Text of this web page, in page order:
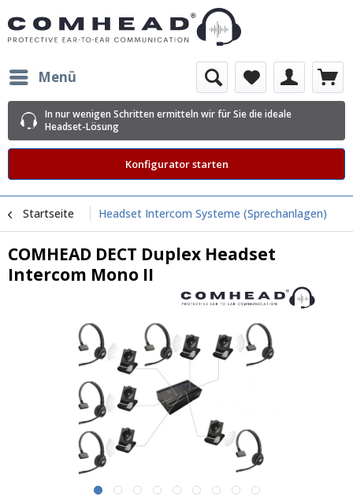
Menü
In nur wenigen Schritten ermitteln wir für Sie die ideale
Headset-Lösung
Konfigurator starten
Startseite Headset Intercom Systeme (Sprechanlagen)
COMHEAD DECT Duplex Headset
Intercom Mono II